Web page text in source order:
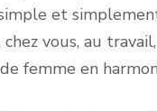
et
vous, au
femme en